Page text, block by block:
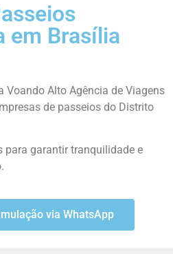
para Todos
em Brasília
Voando Alto Agência de Viagens
de passeios do Distrito
para garantir tranquilidade e
via WhatsApp